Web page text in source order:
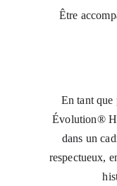
Être
En tant que
Évolution®
dans un
respectueux,